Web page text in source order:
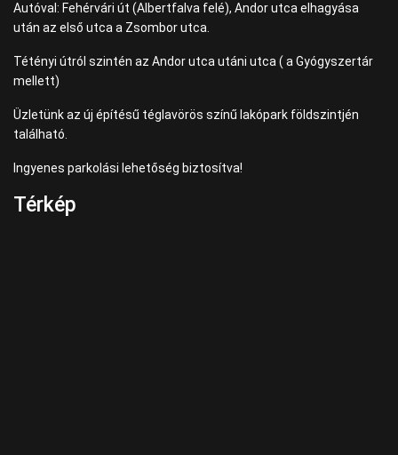
Autóval: Fehérvári út (Albertfalva felé), Andor utca elhagyása
után az első utca a Zsombor utca.
Tétényi útról szintén az Andor utca utáni utca ( a Gyógyszertár
mellett)
Üzletünk az új építésű téglavörös színű lakópark földszintjén
található.
Ingyenes parkolási lehetőség biztosítva!
Térkép